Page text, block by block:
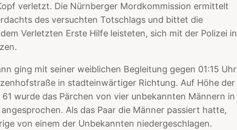
verletzt. Die Nürnberger Mordkommission ermittelt
des versuchten Totschlags und bittet die
Verletzten Erste Hilfe leisteten, sich mit der Polizei in
ging mit seiner weiblichen Begleitung gegen 01:15 Uhr
in stadteinwärtiger Richtung. Auf Höhe der
wurde das Pärchen von vier unbekannten Männern in
Als das Paar die Männer passiert hatte,
von einem der Unbekannten niedergeschlagen.